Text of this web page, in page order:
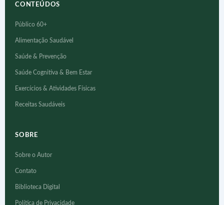
CONTEÚDOS
Público 60+
Alimentação Saudável
Saúde & Prevenção
Saúde Cognitiva & Bem Estar
Exercícios & Atividades Físicas
Receitas Saudáveis
SOBRE
Sobre o Autor
Contato
Biblioteca Digital
Política de Privacidade